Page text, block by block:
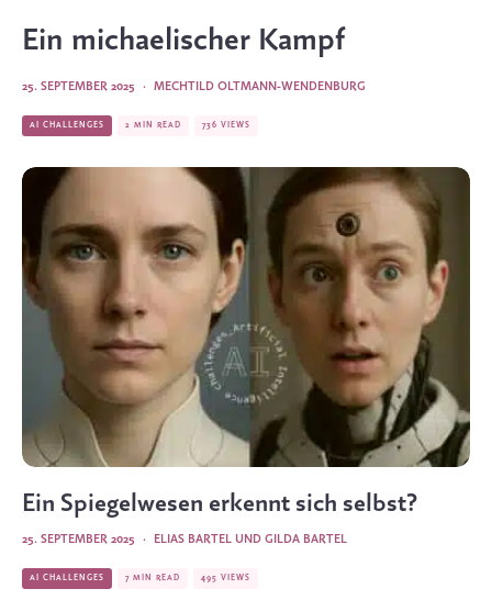
Ein michaelischer Kampf
MECHTILD OLTMANN-WENDENBURG
·
25. SEPTEMBER 2025
AI CHALLENGES 2 MIN READ 736 VIEWS
Ein Spiegelwesen erkennt sich selbst?
ELIAS BARTEL UND GILDA BARTEL
·
25. SEPTEMBER 2025
AI CHALLENGES 7 MIN READ 495 VIEWS